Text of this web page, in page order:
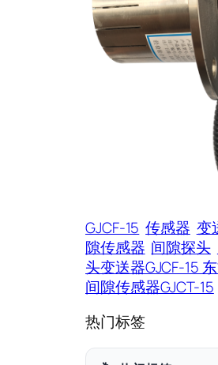
GJCF-15 传感器 变
隙传感器 间隙探头
头变送器GJCF-15
间隙传感器GJCT-15
热门标签